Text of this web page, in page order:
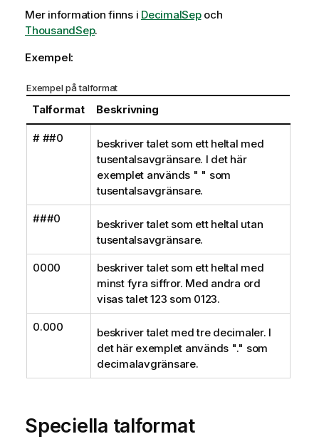
Mer information finns i DecimalSepoch
ThousandSep.
Exempel:
Exempel på talformat
Talformat Beskrivning
# ##0
beskriver talet som ett heltal med
tusentalsavgränsare. I det här
exemplet används " " som
tusentalsavgränsare.
###0
beskriver talet som ett heltal utan
tusentalsavgränsare.
0000
beskriver talet som ett heltal med
minst fyra siffror. Med andra ord
visas talet 123 som 0123.
0.000
beskriver talet med tre decimaler. I
det här exemplet används "." som
decimalavgränsare.
Speciella talformat